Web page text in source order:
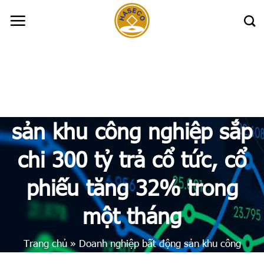
sản khu công nghiệp sắp
chi 300 tỷ trả cổ tức, cổ
phiếu tăng 32% trong
một tháng
Trang chủ» Doanh nghiệp bất động sản khu công